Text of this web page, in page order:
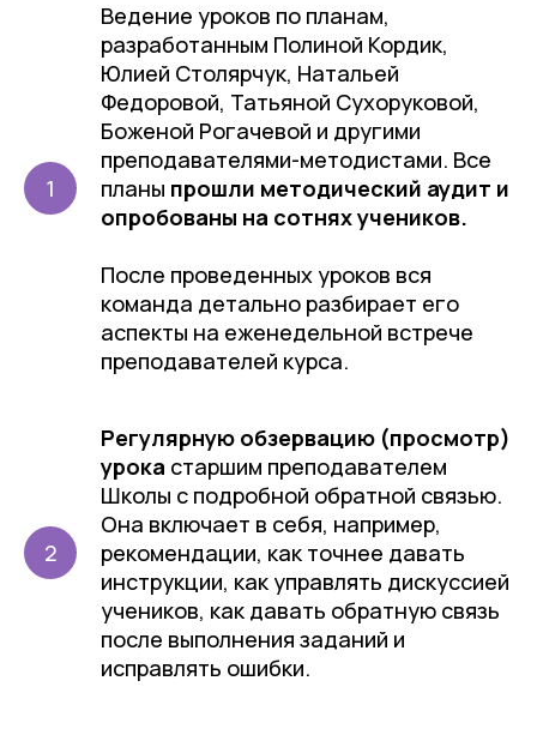
Ведение уроков по планам,
разработанным Полиной Кордик,
Юлией Столярчук, Натальей
Федоровой, Татьяной Сухоруковой,
Боженой Рогачевой и другими
преподавателями-методистами. Все
планы прошли методический аудит и
опробованы на сотнях учеников.
После проведенных уроков вся
команда детально разбирает его
аспекты на еженедельной встрече
преподавателей курса.
Регулярную обзервацию (просмотр)
урока старшим преподавателем
Школы с подробной обратной связью.
Она включает в себя, например,
рекомендации, как точнее давать
инструкции, как управлять дискуссией
учеников, как давать обратную связь
после выполнения заданий и
исправлять ошибки.